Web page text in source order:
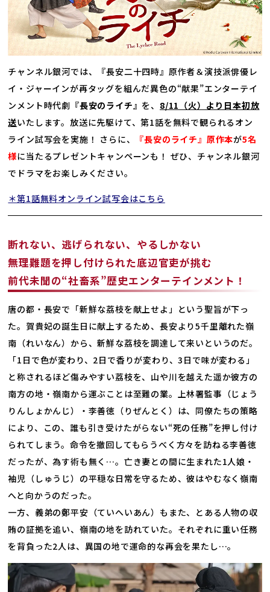
チャンネル銀河では、『長安二十四時』原作者＆演技派俳優レ
イ・ジャーインが再タッグを組んだ異色の“献果”エンターテイ
ンメント時代劇 『長安のライチ』 を、 8/11（火）より日本初放
送いたします。放送に先駆けて、第1話を無料で観られるオン
ライン試写会を実施！ さらに、
『長安のライチ』原作本が5名
様に当たるプレゼントキャンペーンも！ ぜひ、チャンネル銀河
でドラマをお楽しみください。
＊第1話無料オンライン試写会はこちら
断れない、逃げられない、やるしかない
無理難題を押し付けられた底辺官吏が挑む
前代未聞の“社畜系”歴史エンターテインメント！
唐の都・長安で「新鮮な荔枝を献上せよ」という聖旨が下っ
た。賀貴妃の誕生日に献上するため、長安より5千里離れた嶺
南（れいなん）から、新鮮な荔枝を調達して来いというのだ。
「1日で色が変わり、2日で香りが変わり、3日で味が変わる」
と称されるほど傷みやすい荔枝を、山や川を越えた遥か彼方の
南方の地・嶺南から運ぶことは至難の業。上林署監事（じょう
りんしょかんじ）・李善徳（りぜんとく）は、同僚たちの策略
により、この、誰も引き受けたがらない“死の任務”を押し付け
られてしまう。命令を撤回してもらうべく方々を訪ねる李善徳
だったが、為す術も無く…。亡き妻との間に生まれた1人娘・
袖児（しゅうじ）の平穏な日常を守るため、彼はやむなく嶺南
へと向かうのだった。
一方、義弟の鄭平安（ていへいあん）もまた、とある人物の収
賄の証拠を追い、嶺南の地を訪れていた。それぞれに重い任務
を背負った2人は、異国の地で運命的な再会を果たし…。